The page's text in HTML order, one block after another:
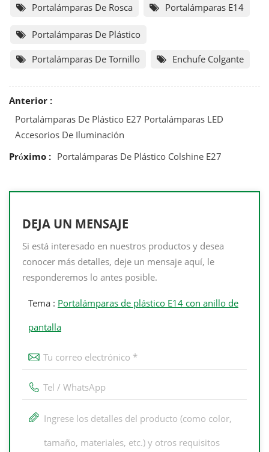
Portalámparas De Rosca Portalámparas E14
Portalámparas De Plástico
Portalámparas De Tornillo Enchufe Colgante
Anterior :
Portalámparas De Plástico E27 Portalámparas LED
Accesorios De Iluminación
Próximo : Portalámparas De Plástico Colshine E27
DEJA UN MENSAJE
Si está interesado en nuestros productos y desea
conocer más detalles, deje un mensaje aquí, le
responderemos lo antes posible.
Tema : Portalámparas de plástico E14 con anillo de
pantalla